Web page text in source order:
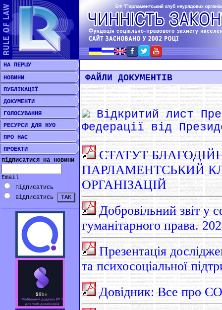
НА ПЕРШУ
НОВИНИ
ПУБЛІКАЦІЇ
ДОКУМЕНТИ
ГОЛОСУВАННЯ
РЕСУРСИ ДЛЯ НУО
ПРО НАС
ПРОЕКТИ
підписатися на новини
Email
підписатись
відписатись
ФАЙЛИ ДОКУМЕНТІВ
Відкритий лист
Федерації від
СТАТУТ
ПАРЛАМЕНТСЬКИЙ
ОРГАНІЗАЦІЙ
Добровільний звіт у
гуманітарного права.
Презентація
та психосоціальної
Довідник: Все про